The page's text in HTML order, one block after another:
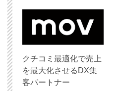
クチコミ最適化で売上
を最大化させるDX集
客パートナー